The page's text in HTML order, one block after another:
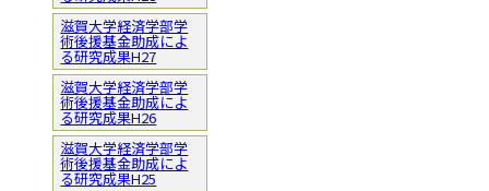
滋賀大学経済学部学
術後援基金助成によ
る研究成果H27
滋賀大学経済学部学
術後援基金助成によ
る研究成果H26
滋賀大学経済学部学
術後援基金助成によ
る研究成果H25